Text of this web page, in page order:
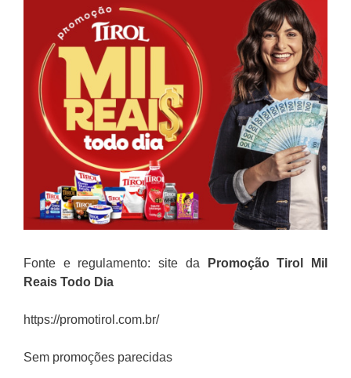
Fonte e regulamento: site da PromoçãoTirol Mil
Reais Todo Dia
https://promotirol.com.br/
Sem promoções parecidas